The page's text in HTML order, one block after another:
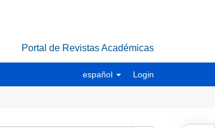
Portal de Revistas Académicas
español Login